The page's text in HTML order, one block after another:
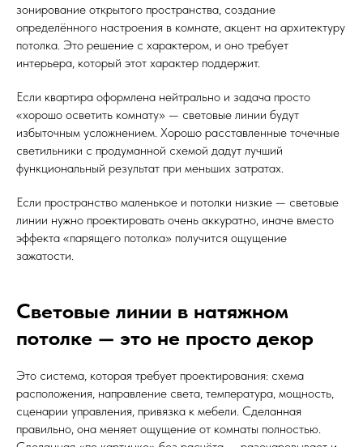
зонирование открытого пространства, создание
определённого настроения в комнате, акцент на архитектуру
потолка. Это решение с характером, и оно требует
интерьера, который этот характер поддержит.
Если квартира оформлена нейтрально и задача просто
«хорошо осветить комнату» — световые линии будут
избыточным усложнением. Хорошо расставленные точечные
светильники с продуманной схемой дадут лучший
функциональный результат при меньших затратах.
Если пространство маленькое и потолки низкие — световые
линии нужно проектировать очень аккуратно, иначе вместо
эффекта «парящего потолка» получится ощущение
зажатости.
Световые линии в натяжном
потолке — это не просто декор
Это система, которая требует проектирования: схема
расположения, направление света, температура, мощность,
сценарии управления, привязка к мебели. Сделанная
правильно, она меняет ощущение от комнаты полностью.